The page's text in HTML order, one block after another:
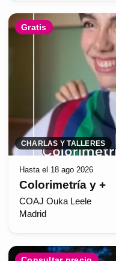
Gratis
CHARLAS Y TALLERES
Hasta el 18 ago 2026
Colorimetría y +
COAJ Ouka Leele
Madrid